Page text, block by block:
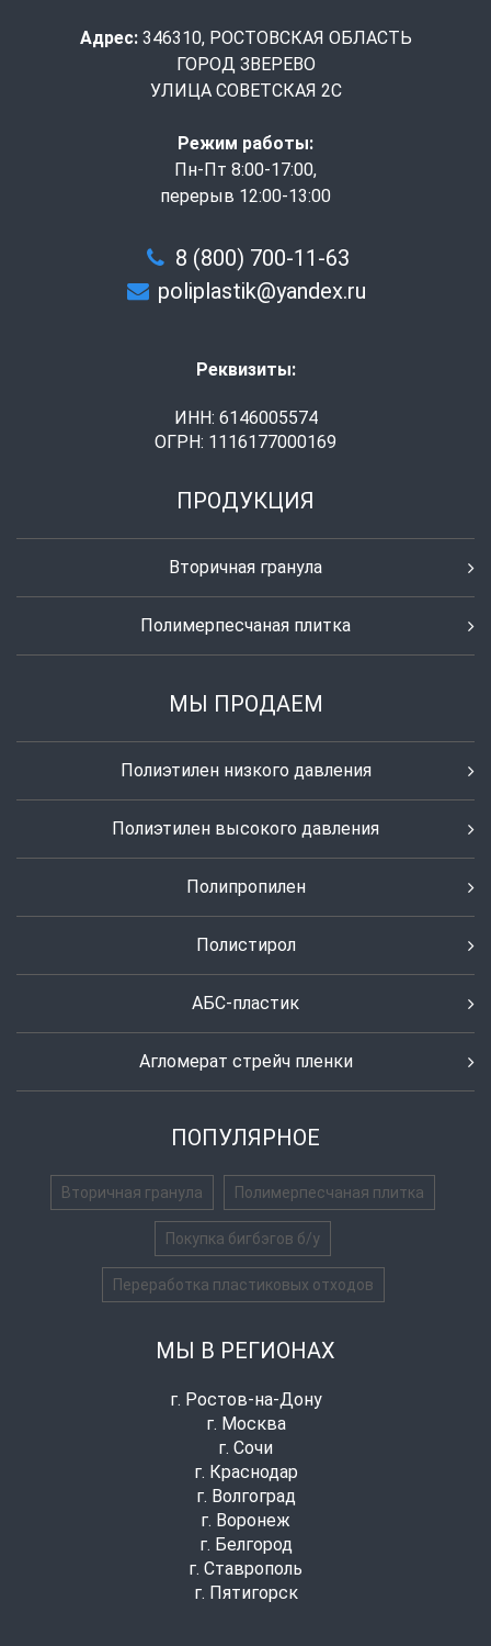
Адрес: 346310, РОСТОВСКАЯ ОБЛАСТЬ
ГОРОД ЗВЕРЕВО
УЛИЦА СОВЕТСКАЯ 2С
Режим работы:
Пн-Пт 8:00-17:00,
перерыв 12:00-13:00
8 (800) 700-11-63
poliplastik@yandex.ru
Реквизиты:
ИНН: 6146005574
ОГРН: 1116177000169
ПРОДУКЦИЯ
Вторичная гранула
Полимерпесчаная плитка
МЫ ПРОДАЕМ
Полиэтилен низкого давления
Полиэтилен высокого давления
Полипропилен
Полистирол
АБС-пластик
Агломерат стрейч пленки
ПОПУЛЯРНОЕ
Вторичная гранула Полимерпесчаная плитка
Покупка бигбэгов б/у
Переработка пластиковых отходов
МЫ В РЕГИОНАХ
г. Ростов-на-Дону
г. Москва
г. Сочи
г. Краснодар
г. Волгоград
г. Воронеж
г. Белгород
г. Ставрополь
г. Пятигорск